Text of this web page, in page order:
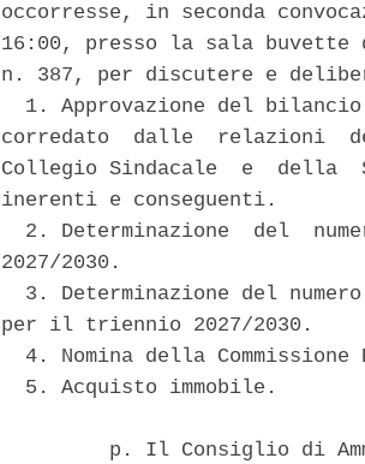
occorresse, in seconda
16:00, presso la sala
n. 387, per discutere e
1. Approvazione del
corredato  dalle  relazioni
Collegio Sindacale  e  della
inerenti e conseguenti.
2. Determinazione  del
2027/2030.
3. Determinazione del
per il triennio 2027/2030.
4. Nomina della Commissione
  5. Acquisto immobile.
p. Il Consiglio di